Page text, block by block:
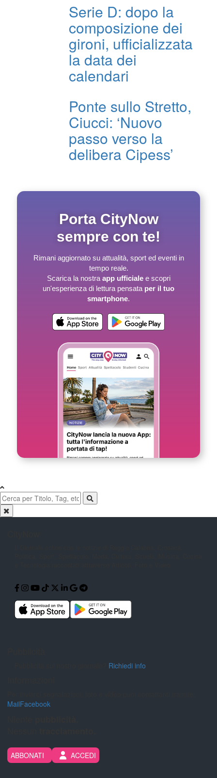
Serie D: dopo la
composizione dei
gironi, ufficializzata
la data dei
calendari
Ponte sullo Stretto,
Ciucci: ‘Nuovo
passo verso la
delibera Cipess’
Porta CityNow
sempre con te!
Rimani aggiornato su attualità, sport ed eventi in
tempo reale.
Scarica la nostra app ufficialee scopri
un'esperienza di lettura pensata per il tuo
smartphone.
Richiedi info
MailFacebook
ABBONATI ACCEDI